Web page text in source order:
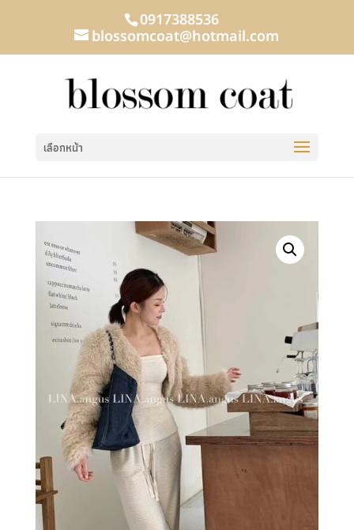
0917388536
blossomcoat@hotmail.com
เลือกหน้า